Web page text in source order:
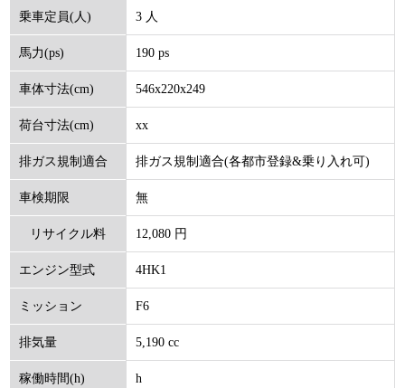
乗車定員(人) 3 人
馬力(ps) 190 ps
車体寸法(cm) 546x220x249
荷台寸法(cm) xx
排ガス規制適合 排ガス規制適合(各都市登録&乗り入れ可)
車検期限 無
リサイクル料
(円)
12,080 円
エンジン型式 4HK1
ミッション F6
排気量 5,190 cc
稼働時間(h) h